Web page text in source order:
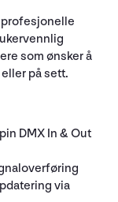
profesjonelle
som ønsker å
på sett.
DMX In & Out
via